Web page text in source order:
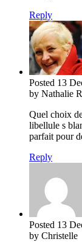
Reply
Posted 13
by Nathalie
Quel choix
libellule s
parfait pour
Reply
Posted 13
by Christelle